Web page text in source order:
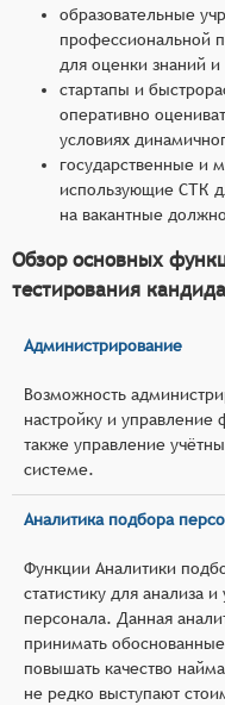
образовательные
профессиональной
для оценки знаний
стартапы и
оперативно
условиях
государственные и
использующие СТК
на вакантные
Обзор основных
тестирования
Администрирование
Возможность
настройку и
также управление
системе.
Аналитика подбора
Функции Аналитики
статистику для анализа
персонала. Данная
принимать
повышать качество
не редко выступают